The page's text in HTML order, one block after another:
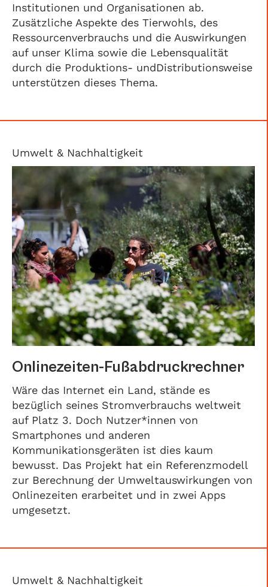
Institutionen und Organisationen ab.
Zusätzliche Aspekte des Tierwohls, des
Ressourcenverbrauchs und die Auswirkungen
auf unser Klima sowie die Lebensqualität
durch die Produktions- undDistributionsweise
unterstützen dieses Thema.
Umwelt & Nachhaltigkeit
Onlinezeiten-Fußabdruckrechner
Wäre das Internet ein Land, stände es
bezüglich seines Stromverbrauchs weltweit
auf Platz 3. Doch Nutzer*innen von
Smartphones und anderen
Kommunikationsgeräten ist dies kaum
bewusst. Das Projekt hat ein Referenzmodell
zur Berechnung der Umweltauswirkungen von
Onlinezeiten erarbeitet und in zwei Apps
umgesetzt.
Umwelt & Nachhaltigkeit